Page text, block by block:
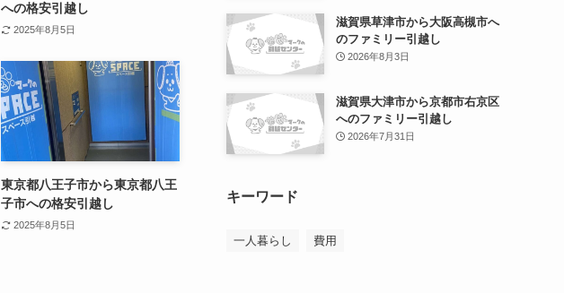
への格安引越し
2025年8月5日
東京都八王子市から東京都八王
子市への格安引越し
2025年8月5日
滋賀県草津市から大阪高槻市へ
のファミリー引越し
2026年8月3日
滋賀県大津市から京都市右京区
へのファミリー引越し
2026年7月31日
キーワード
一人暮らし 費用